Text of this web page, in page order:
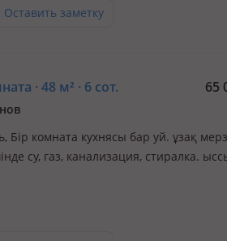
Оставить заметку
· 48 м² · 6 сот. 65
Бір комната кухнясы бар уй. ұзақ
су, газ, канализация, стиралка.
журед